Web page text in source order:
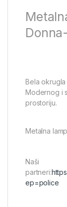
Bela
Modernog i
prostoriju.
Metalna
Naši
partneri:
ep=police